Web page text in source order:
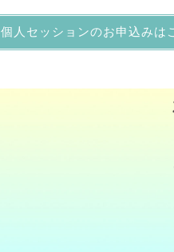
個人セッションのお申込みは